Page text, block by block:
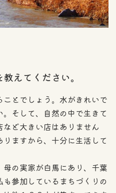
えてください。
とでしょう。水がきれいで
そして、自然の中で生きて
ど大きい店はありません
ますから、十分に生活して
の実家が白馬にあり、千葉
参加しているまちづくりの